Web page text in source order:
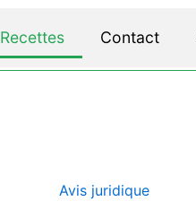
Recettes Contact
Avis juridique